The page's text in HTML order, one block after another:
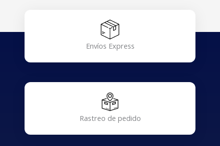
Envíos Express
Rastreo de pedido